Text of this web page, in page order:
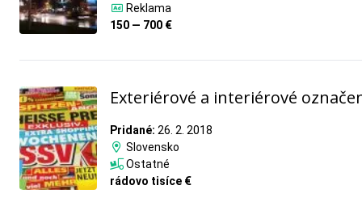
Reklama
150 — 700 €
Exteriérové a interiérové
Pridané: 26. 2. 2018
Slovensko
Ostatné
rádovo tisíce €